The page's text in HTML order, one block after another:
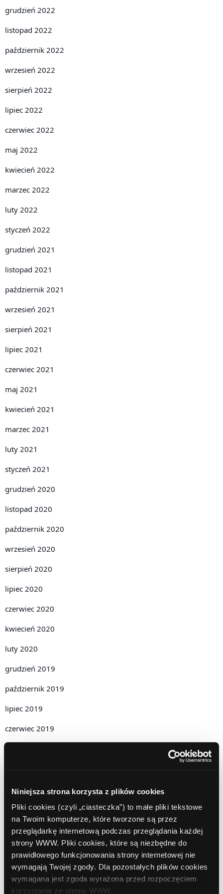
Niniejsza strona korzysta z plików cookies
Pliki cookies (czyli „ciasteczka”) to małe pliki tekstowe
na Twoim komputerze, które tworzone są przez
przeglądarkę internetową podczas przeglądania każdej
strony WWW. Pliki cookies, które są niezbędne do
prawidłowego funkcjonowania strony internetowej nie
wymagają Twojej zgody. Dla pozostałych plików cookies
wymagana jest zgoda wyrażona przed rozpoczęciem
korzystania ze strony WWW.
grudzień 2022
listopad 2022
październik 2022
wrzesień 2022
sierpień 2022
lipiec 2022
czerwiec 2022
maj 2022
kwiecień 2022
marzec 2022
luty 2022
styczeń 2022
grudzień 2021
listopad 2021
październik 2021
wrzesień 2021
sierpień 2021
lipiec 2021
czerwiec 2021
maj 2021
kwiecień 2021
marzec 2021
luty 2021
styczeń 2021
grudzień 2020
listopad 2020
październik 2020
wrzesień 2020
sierpień 2020
lipiec 2020
czerwiec 2020
kwiecień 2020
luty 2020
grudzień 2019
październik 2019
lipiec 2019
czerwiec 2019
grudzień 2018
listopad 2018
październik 2018
wrzesień 2018
sierpień 2018
lipiec 2018